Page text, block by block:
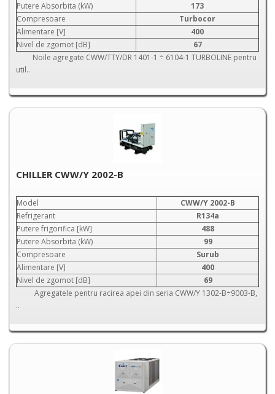
Putere Absorbita (kW)
173
Compresoare
Turbocor
Alimentare [V]
400
Nivel de zgomot [dB]
67
Noile agregate CWW/TTY/DR 1401-1 ÷ 6104-1 TURBOLINE pentru
util..
CHILLER CWW/Y 2002-B
Model
CWW/Y 2002-B
Refrigerant
R134a
Putere frigorifica [kW]
488
Putere Absorbita (kW)
99
Compresoare
Surub
Alimentare [V]
400
Nivel de zgomot [dB]
69
Agregatele pentru racirea apei din seria CWW/Y 1302-B÷9003-B,
..